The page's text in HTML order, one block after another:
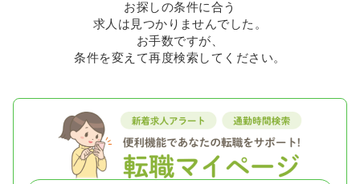
お探しの条件に合う
求人は見つかりませんでした。
お手数ですが、
条件を変えて再度検索してください。